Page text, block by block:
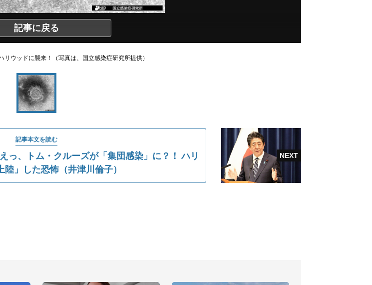
記事に戻る
リウッドに襲来！（写真は、国立感染症研究所提供）
記事本文を読む
っ、トム・クルーズが「集団感染」に？！ ハリ
陸」した恐怖（井津川倫子）